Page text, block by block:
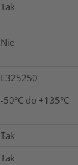
Tak
Nie
E325250
-50°C do +135°C
Tak
Tak